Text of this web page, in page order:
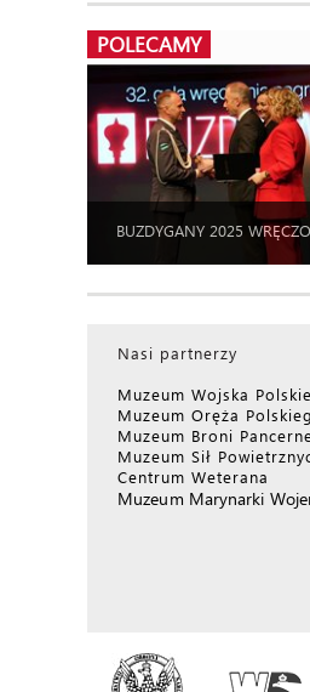
POLECAMY
BUZDYGANY 2025
Nasi partnerzy
Muzeum Wojska
Muzeum Oręża
Muzeum Broni
Muzeum Sił
Centrum Weterana
Muzeum Marynarki